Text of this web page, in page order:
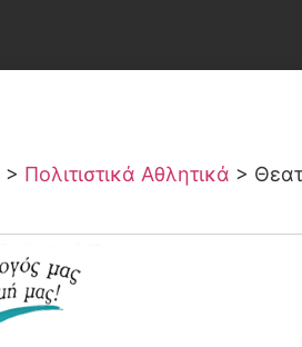
> Πολιτιστικά Αθλητικά >